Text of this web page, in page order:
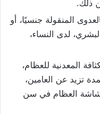
ذلك.
المنقولة جنسيًا، أو
لدى النساء،
المعدنية للعظام،
تزيد عن العامين،
العظام في سن